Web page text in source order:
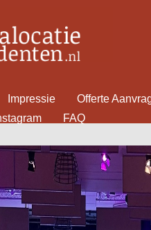
Impressie
Offerte
FAQ